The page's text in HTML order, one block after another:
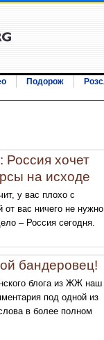
Подорож
Россия хочет
на исходе
у вас плохо с
от вас ничего не
– Россия сегодня.
бандеровец!
блога из ЖЖ наш
под одной из
в более полном